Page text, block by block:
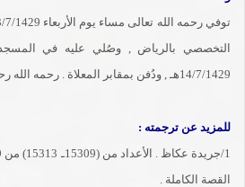
التخصصي بالرياض , وصُلي عليه في
14/7/1429هـ , ودُفن بمقابر المعلاة . رحمه الله رحمة الأبرار وبارك في ذريته ..
للمزيد عن ترجمته :
القصة الكاملة .